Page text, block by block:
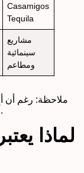
Casamigos
Tequila
مشاريع
سينمائية
ومطاعم
ملاحظة: رغم أن
أن ثروته تستمر بالنمو بفعل إدارة مالية محكمة.
لماذا